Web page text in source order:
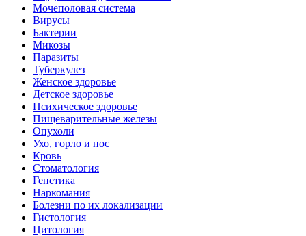
Мочеполовая система
Вирусы
Бактерии
Микозы
Паразиты
Туберкулез
Женское здоровье
Детское здоровье
Психическое здоровье
Пищеварительные железы
Опухоли
Ухо, горло и нос
Кровь
Стоматология
Генетика
Наркомания
Болезни по их локализации
Гистология
Цитология